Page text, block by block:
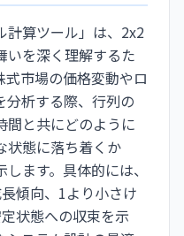
計算ツール」は、2x2
いを深く理解するた
市場の価格変動やロ
分析する際、行列の
間と共にどのように
状態に落ち着くか
ます。具体的には、
傾向、1より小さけ
状態への収束を示